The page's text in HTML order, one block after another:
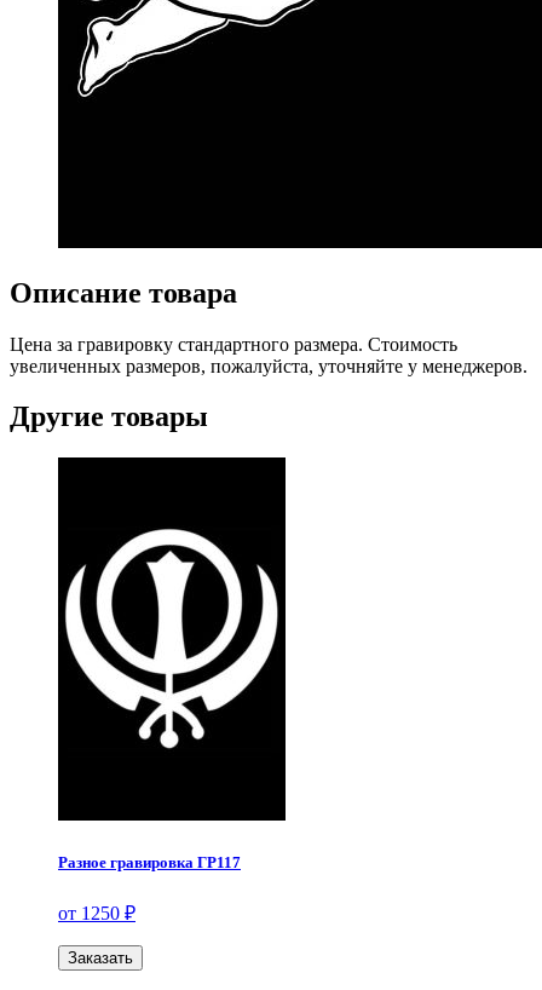
Описание товара
Цена за гравировку стандартного размера. Стоимость
увеличенных размеров, пожалуйста, уточняйте у менеджеров.
Другие товары
Разное гравировка ГР117
от 1250 ₽
Заказать